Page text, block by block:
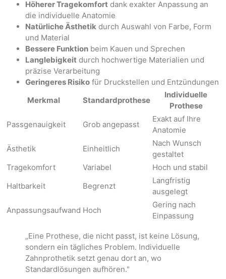
Höherer Tragekomfort dank exakter Anpassung an
die individuelle Anatomie
Natürliche Ästhetik durch Auswahl von Farbe, Form
und Material
Bessere Funktion beim Kauen und Sprechen
Langlebigkeit durch hochwertige Materialien und
präzise Verarbeitung
Geringeres Risiko für Druckstellen und Entzündungen
Merkmal
Standardprothese
Individuelle
Prothese
Passgenauigkeit
Grob angepasst
Exakt auf Ihre
Anatomie
Ästhetik
Einheitlich
Nach Wunsch
gestaltet
Tragekomfort
Variabel
Hoch und stabil
Haltbarkeit
Begrenzt
Langfristig
ausgelegt
Anpassungsaufwand Hoch
Gering nach
Einpassung
„Eine Prothese, die nicht passt, ist keine Lösung,
sondern ein tägliches Problem. Individuelle
Zahnprothetik setzt genau dort an, wo
Standardlösungen aufhören."